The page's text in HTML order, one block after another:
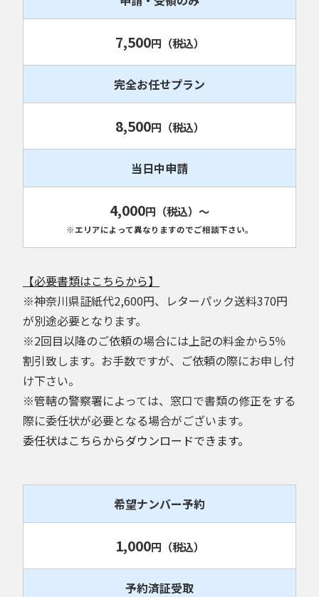
7,500円 （税込）
完全お任せプラン
8,500円 （税込）
当日中申請
4,000円 （税込） ～
※エリアによって異なりますのでご相談下さい。
【必要書類はこちらから】
※神奈川県証紙代2,600円、レターパック送料370円
が別途必要となります。
※2回目以降のご依頼の場合には上記の料金から5％
割引致します。お手数ですが、ご依頼の際にお申し付
け下さい。
※管轄の警察署によっては、窓口で書類の修正をする
際に委任状が必要となる場合がございます。
委任状はこちらからダウンロードできます。
希望ナンバー予約
1,000円 （税込）
予約済証受取